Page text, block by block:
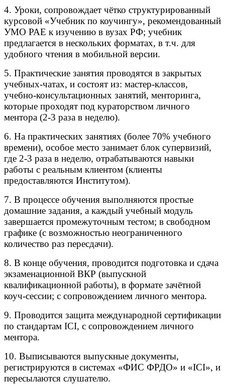
4. Уроки, сопровождает чётко структурированный
курсовой «Учебник по коучингу», рекомендованный
УМО РАЕ к изучению в вузах РФ; учебник
предлагается в нескольких форматах, в т.ч. для
удобного чтения в мобильной версии.
5. Практические занятия проводятся в закрытых
учебных-чатах, и состоят из: мастер-классов,
учебно-консультационных занятий, менторинга,
которые проходят под кураторством личного
ментора (2-3 раза в неделю).
6. На практических занятиях (более 70% учебного
времени), особое место занимает блок супервизий,
где 2-3 раза в неделю, отрабатываются навыки
работы с реальным клиентом (клиенты
предоставляются Институтом).
7. В процессе обучения выполняются простые
домашние задания, а каждый учебный модуль
завершается промежуточным тестом; в свободном
графике (с возможностью неограниченного
количество раз пересдачи).
8. В конце обучения, проводится подготовка и сдача
экзаменационной ВКР (выпускной
квалификационной работы), в формате зачётной
коуч-сессии; с сопровождением личного ментора.
9. Проводится защита международной сертификации
по стандартам ICI, с сопровождением личного
ментора.
10. Выписываются выпускные документы,
регистрируются в системах «ФИС ФРДО» и «ICI», и
пересылаются слушателю.